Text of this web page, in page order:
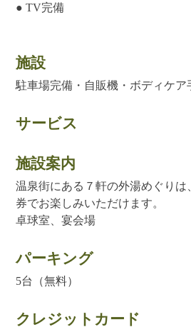
● TV完備
施設
駐車場完備・自販機・ボディケア
サービス
施設案内
温泉街にある７軒の外湯めぐり
券でお楽しみいただけます。
卓球室、宴会場
パーキング
5台（無料）
クレジットカード